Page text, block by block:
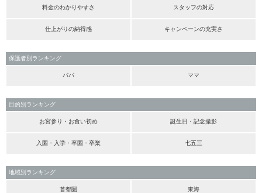
料金のわかりやすさ スタッフの対応
仕上がりの納得感 キャンペーンの充実さ
保護者別ランキング
パパ ママ
目的別ランキング
お宮参り・お食い初め 誕生日・記念撮影
入園・入学・卒園・卒業 七五三
地域別ランキング
首都圏 東海